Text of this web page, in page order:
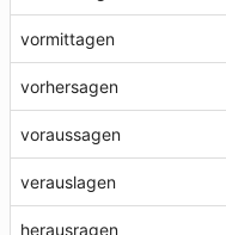
vormittagen
vorhersagen
voraussagen
verauslagen
herausragen